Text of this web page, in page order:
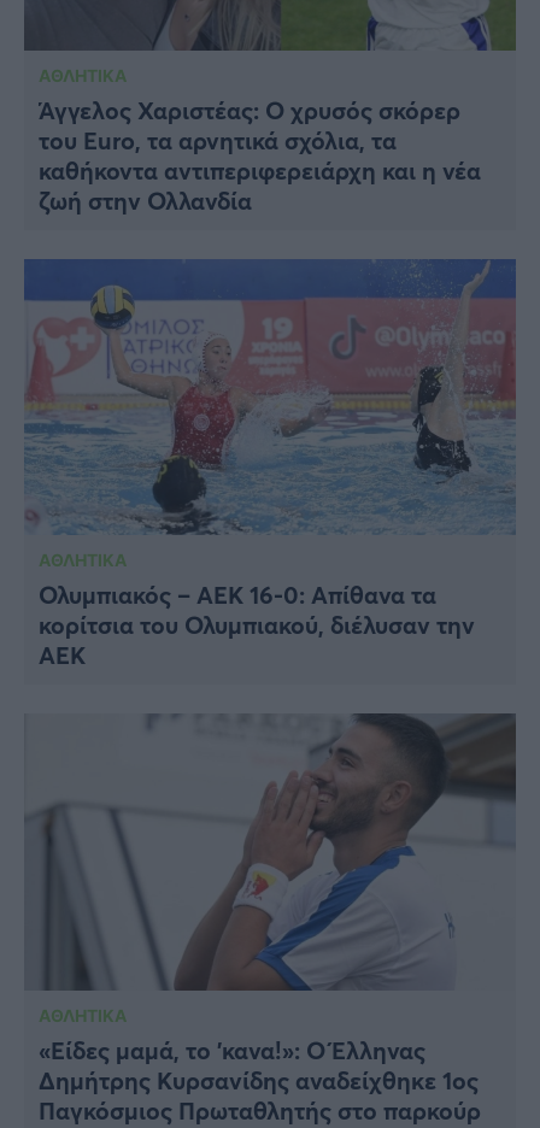
ΑΘΛΗΤΙΚΑ
Άγγελος Χαριστέας: Ο χρυσός σκόρερ
του Euro, τα αρνητικά σχόλια, τα
καθήκοντα αντιπεριφερειάρχη και η νέα
ζωή στην Ολλανδία
ΑΘΛΗΤΙΚΑ
Ολυμπιακός – ΑΕΚ 16-0: Απίθανα τα
κορίτσια του Ολυμπιακού, διέλυσαν την
ΑΕΚ
ΑΘΛΗΤΙΚΑ
«Είδες μαμά, το ’κανα!»: Ο Έλληνας
Δημήτρης Κυρσανίδης αναδείχθηκε 1ος
Παγκόσμιος Πρωταθλητής στο παρκούρ